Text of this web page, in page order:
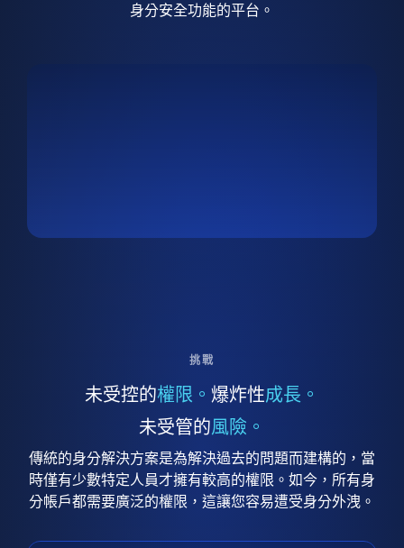
身分安全功能的平台。
挑戰
未受控的權限。 爆炸性成長。
未受管的風險。
傳統的身分解決方案是為解決過去的問題而建構的，當
時僅有少數特定人員才擁有較高的權限。如今，所有身
分帳戶都需要廣泛的權限，這讓您容易遭受身分外洩。